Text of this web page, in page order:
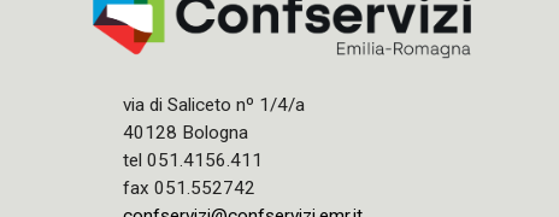
via di Saliceto nº 1/4/a
40128 Bologna
tel 051.4156.411
fax 051.552742